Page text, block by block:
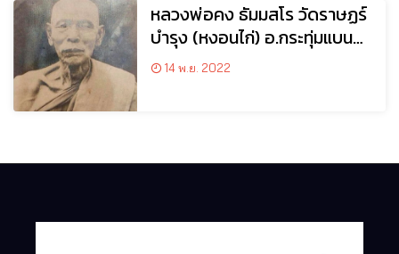
หลวงพ่อคง ธัมมสโร วัดราษฏร์
บำรุง (หงอนไก่) อ.กระทุ่มแบน
จ.สมุทรสงคราม
14 พ.ย. 2022